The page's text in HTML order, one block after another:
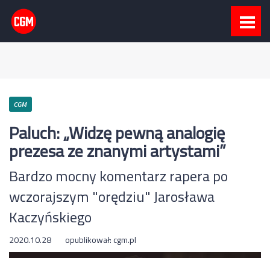
CGM
Paluch: „Widzę pewną analogię
prezesa ze znanymi artystami”
Bardzo mocny komentarz rapera po
wczorajszym "orędziu" Jarosława
Kaczyńskiego
2020.10.28 opublikował:cgm.pl